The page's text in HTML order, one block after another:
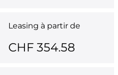
Leasing à partir de
CHF 354.58